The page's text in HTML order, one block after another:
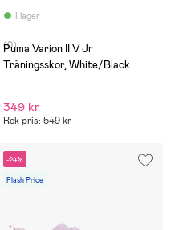
I lager
(0)
Puma Varion II V Jr
Träningsskor, White/Black
349 kr
Rek pris: 549 kr
-24%
Flash Price